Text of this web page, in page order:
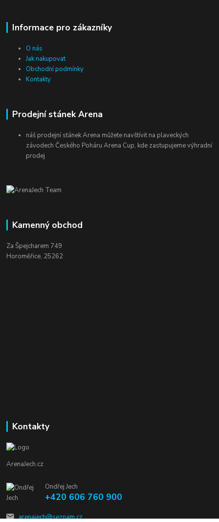
Informace pro zákazníky
O nás
Jak nakupovat
Obchodní podmínky
Kontakty
Prodejní stánek Arena
náš prodejní stánek Arena můžete navštívit na plaveckých
závodech Českého Poháru Arena Cup, kde zastupujeme výhradní
prodej
Kamenný obchod
Za Špejcharem 749
Horoměřice, 25262
Kontakty
ArenaJech.cz
Ondřej Jech
+420 606 760 900
arenajech@seznam.cz